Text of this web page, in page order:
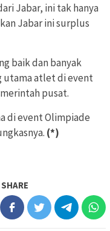
Jabar, ini tak hanya
Jabar ini surplus
baik dan banyak
utama atlet di event
pusat.
di event Olimpiade
(*)
SHARE